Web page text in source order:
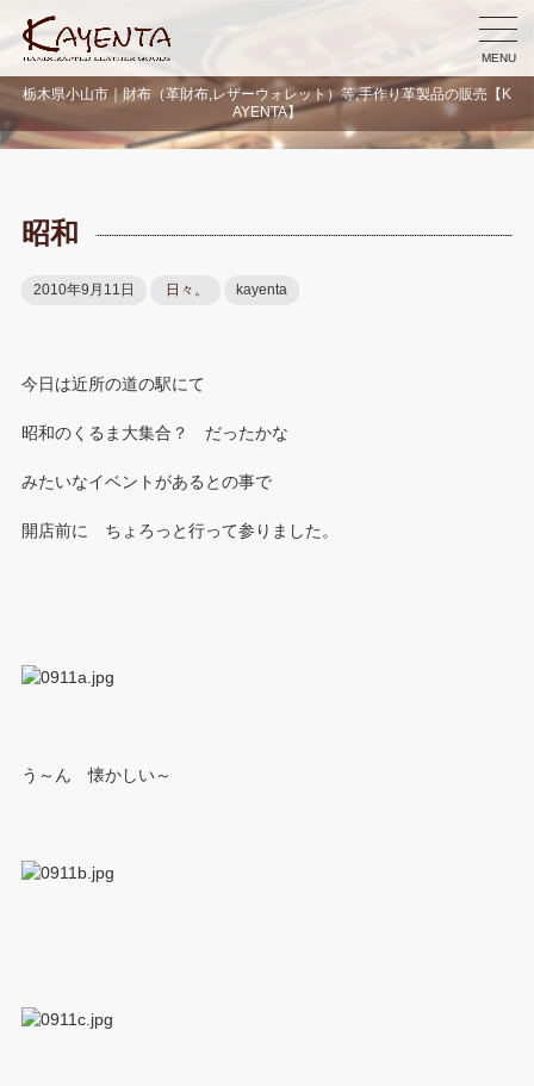
MENU
栃木県小山市｜財布（革財布,レザーウォレット）等,手作り革製品の販売【K
AYENTA】
昭和
2010年9月11日 日々。 kayenta
今日は近所の道の駅にて
昭和のくるま大集合？ だったかな
みたいなイベントがあるとの事で
開店前に ちょろっと行って参りました。
う～ん 懐かしい～